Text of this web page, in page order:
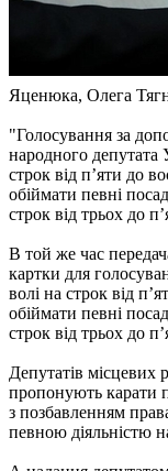
Яценюка, Олега
"Голосування за
народного депутата
строк від п’яти до
обіймати певні
строк від трьох до
В той же час
картки для
волі на строк від
обіймати певні
строк від трьох до
Депутатів
пропонують карати
з позбавленням
певною діяльністю